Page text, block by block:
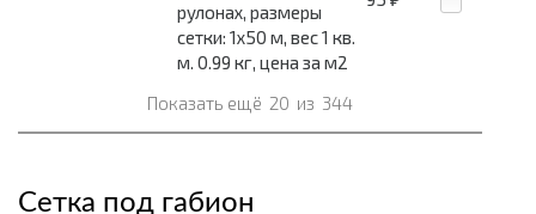
рулонах, размеры
сетки: 1x50 м, вес 1 кв.
м. 0.99 кг, цена за м2
Показать ещё 20 из 344
Сетка под габион